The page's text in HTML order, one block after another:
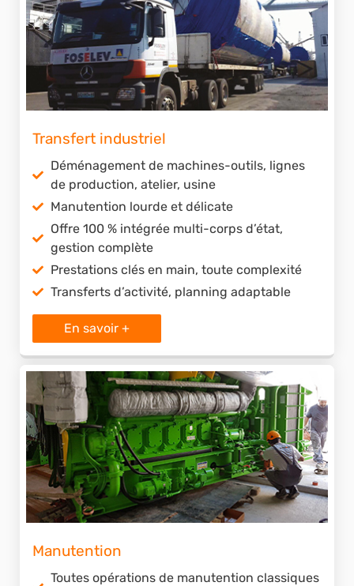
Transfert industriel
Déménagement de machines-outils, lignes
de production, atelier, usine
Manutention lourde et délicate
Offre 100 % intégrée multi-corps d’état,
gestion complète
Prestations clés en main, toute complexité
Transferts d’activité, planning adaptable
En savoir +
Manutention
Toutes opérations de manutention classiques